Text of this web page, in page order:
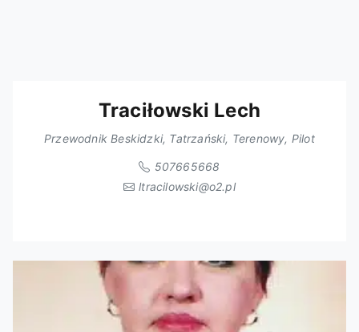
Traciłowski Lech
Przewodnik Beskidzki, Tatrzański, Terenowy, Pilot
507665668
ltracilowski@o2.pl